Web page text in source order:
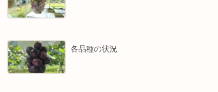
各品種の状況